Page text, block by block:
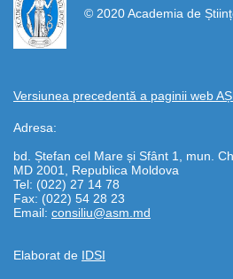
© 2020 Academia de
Versiunea precedentă a paginii web
Adresa:
bd. Ștefan cel Mare și Sfânt 1, mun.
MD 2001, Republica Moldova
Tel: (022) 27 14 78
Fax: (022) 54 28 23
Email: consiliu@asm.md
Elaborat de IDSI